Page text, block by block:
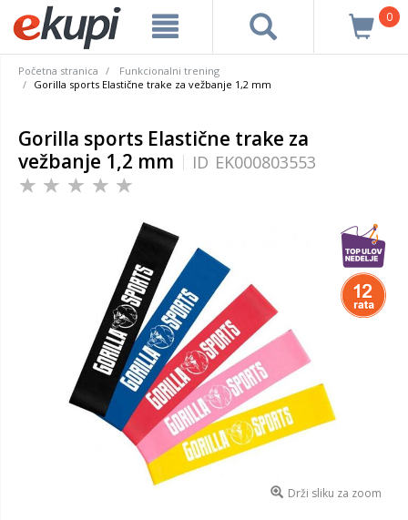
0
Početna stranica
Funkcionalni trening
Gorilla sports Elastične trake za vežbanje 1,2 mm
Gorilla sports Elastične trake za
vežbanje 1,2 mm
ID EK000803553
Drži sliku za zoom